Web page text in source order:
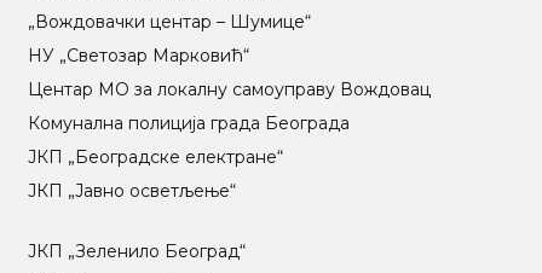
„Вождовачки центар – Шумице“
НУ „Светозар Марковић“
Центар МO за локалну самоуправу Вождовац
Комунална полиција града Београда
ЈКП „Београдске електране“
ЈКП „Јавно осветљење“
ЈКП „Зеленило Београд“